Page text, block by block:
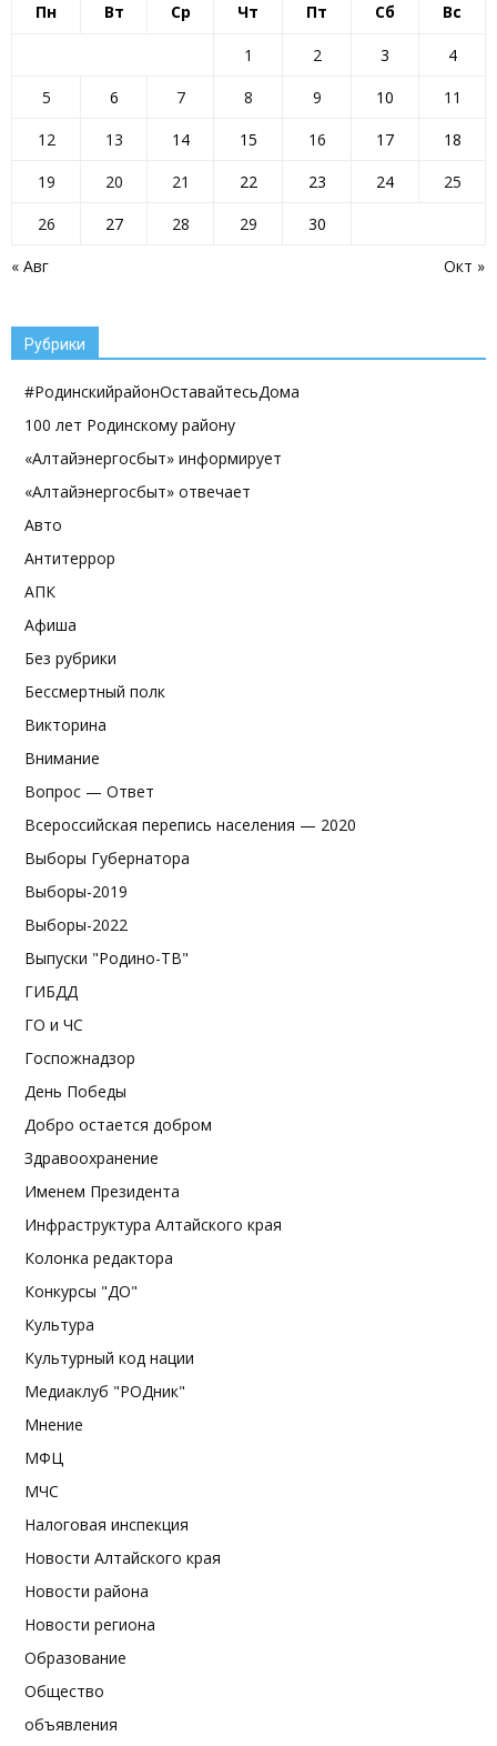
Пн Вт Ср Чт Пт Сб Вс
« Авг Окт »
1 2 3
4
5
6 7 8 9 10
11
12
13 14 15 16 17
18
19
20 21 22 23 24
25
26
27 28 29 30
Рубрики
#РодинскийрайонОставайтесьДома
100 лет Родинскому району
«Алтайэнергосбыт» информирует
«Алтайэнергосбыт» отвечает
Авто
Антитеррор
АПК
Афиша
Без рубрики
Бессмертный полк
Викторина
Внимание
Вопрос — Ответ
Всероссийская перепись населения — 2020
Выборы Губернатора
Выборы-2019
Выборы-2022
Выпуски "Родино-ТВ"
ГИБДД
ГО и ЧС
Госпожнадзор
День Победы
Добро остается добром
Здравоохранение
Именем Президента
Инфраструктура Алтайского края
Колонка редактора
Конкурсы "ДО"
Культура
Культурный код нации
Медиаклуб "РОДник"
Мнение
МФЦ
МЧС
Налоговая инспекция
Новости Алтайского края
Новости района
Новости региона
Образование
Общество
объявления